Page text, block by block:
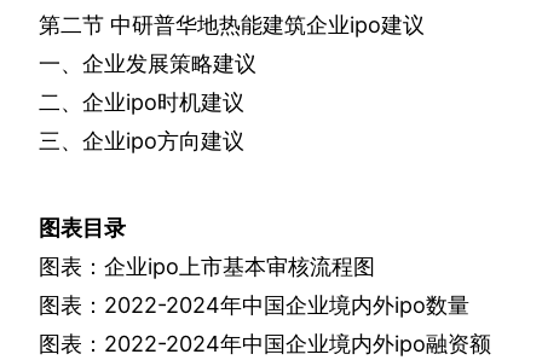
第二节 中研普华地热能建筑企业ipo建议
一、企业发展策略建议
二、企业ipo时机建议
三、企业ipo方向建议
图表目录
图表：企业ipo 上市基本审核流程图
图表： 2022-2024年中国企业境内外ipo数量
图表： 2022-2024年中国企业境内外ipo融资额